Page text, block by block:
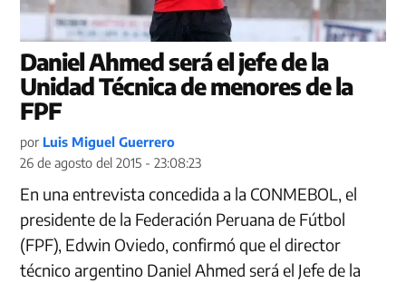
Daniel Ahmed será el jefe de la
Unidad Técnica de menores de la
FPF
por Luis Miguel Guerrero
26 de agosto del 2015 - 23:08:23
En una entrevista concedida a la CONMEBOL, el
presidente de la Federación Peruana de Fútbol
(FPF), Edwin Oviedo, confirmó que el director
técnico argentino Daniel Ahmed será el Jefe de la